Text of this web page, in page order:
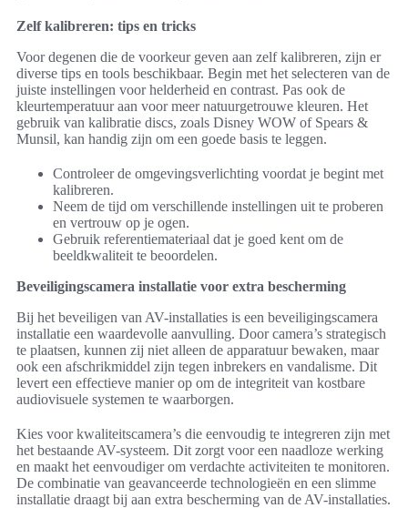
Zelf kalibreren: tips en tricks
Voor degenen die de voorkeur geven aan zelf kalibreren, zijn er
diverse tips en tools beschikbaar. Begin met het selecteren van de
juiste instellingen voor helderheid en contrast. Pas ook de
kleurtemperatuur aan voor meer natuurgetrouwe kleuren. Het
gebruik van kalibratie discs, zoals Disney WOW of Spears &
Munsil, kan handig zijn om een goede basis te leggen.
Controleer de omgevingsverlichting voordat je begint met
kalibreren.
Neem de tijd om verschillende instellingen uit te proberen
en vertrouw op je ogen.
Gebruik referentiemateriaal dat je goed kent om de
beeldkwaliteit te beoordelen.
Beveiligingscamera installatie voor extra bescherming
Bij het beveiligen van AV-installaties is een beveiligingscamera
installatie een waardevolle aanvulling. Door camera’s strategisch
te plaatsen, kunnen zij niet alleen de apparatuur bewaken, maar
ook een afschrikmiddel zijn tegen inbrekers en vandalisme. Dit
levert een effectieve manier op om de integriteit van kostbare
audiovisuele systemen te waarborgen.
Kies voor kwaliteitscamera’s die eenvoudig te integreren zijn met
het bestaande AV-systeem. Dit zorgt voor een naadloze werking
en maakt het eenvoudiger om verdachte activiteiten te monitoren.
De combinatie van geavanceerde technologieën en een slimme
installatie draagt bij aan extra bescherming van de AV-installaties.